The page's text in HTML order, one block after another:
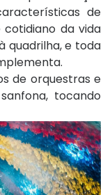
de
cotidiano da vida
quadrilha, e toda
de orquestras e
tocando